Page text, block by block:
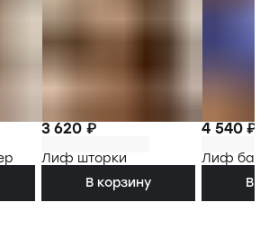
3 620 ₽
Лиф шторки
В корзину
4 540 ₽
Лиф
В